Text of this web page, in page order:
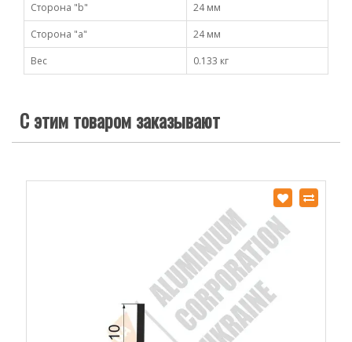
Сторона "b"
24 мм
Сторона "а"
24 мм
Вес
0.133 кг
С этим товаром заказывают